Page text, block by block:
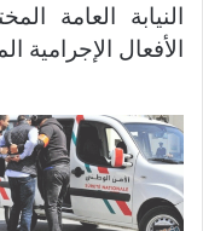
النيابة العامة
الأفعال الإجرامية